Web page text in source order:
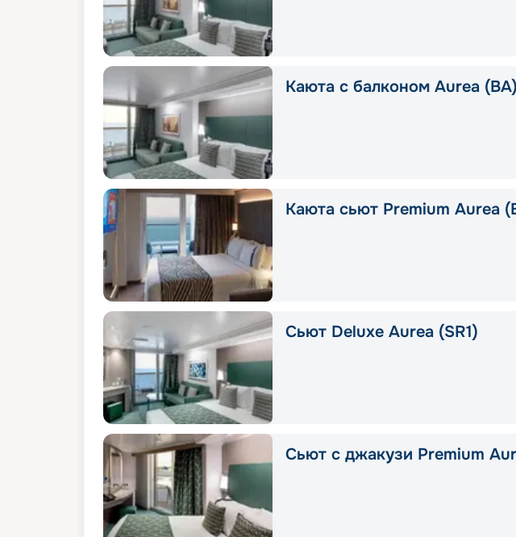
Каюта с балконом Aurea (BA)
Каюта сьют Premium Aurea
Сьют Deluxe Aurea (SR1)
Сьют с джакузи Premium